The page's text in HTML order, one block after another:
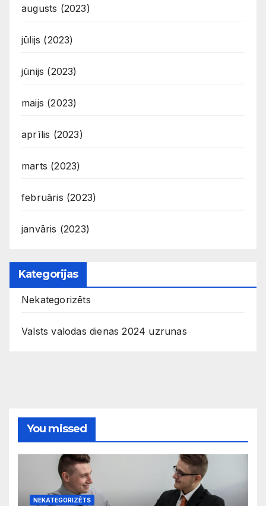
augusts (2023)
jūlijs (2023)
jūnijs (2023)
maijs (2023)
aprīlis (2023)
marts (2023)
februāris (2023)
janvāris (2023)
Kategorijas
Nekategorizēts
Valsts valodas dienas 2024 uzrunas
You missed
NEKATEGORIZĒTS